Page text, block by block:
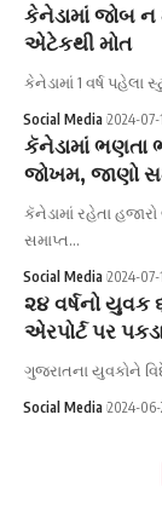
કેનેડામાં જોબ ન
એટેકથી મોત
કેનેડામાં 1 વર્ષ
Social Media 2024-07-
કૅનેડામાં ભણતા
જોખમ, જાણો
કૅનેડામાં રહેતા
સમાપ્ત…
Social Media 2024-07-
૨૪ વર્ષનો યુવક
એરપોર્ટ પર
ગુજરાતના યુવકોને
Social Media 2024-